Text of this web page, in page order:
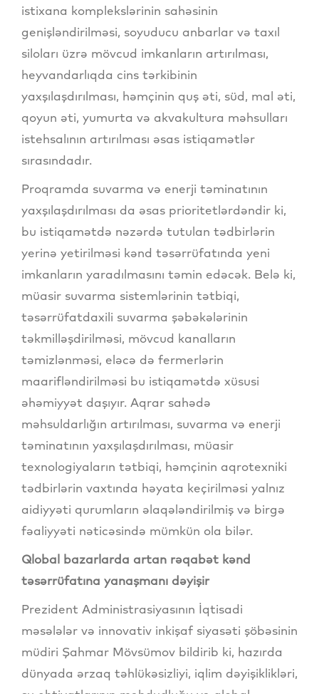
istixana komplekslərinin sahəsinin
genişləndirilməsi, soyuducu anbarlar və taxıl
siloları üzrə mövcud imkanların artırılması,
heyvandarlıqda cins tərkibinin
yaxşılaşdırılması, həmçinin quş əti, süd, mal əti,
qoyun əti, yumurta və akvakultura məhsulları
istehsalının artırılması əsas istiqamətlər
sırasındadır.
Proqramda suvarma və enerji təminatının
yaxşılaşdırılması da əsas prioritetlərdəndir ki,
bu istiqamətdə nəzərdə tutulan tədbirlərin
yerinə yetirilməsi kənd təsərrüfatında yeni
imkanların yaradılmasını təmin edəcək. Belə ki,
müasir suvarma sistemlərinin tətbiqi,
təsərrüfatdaxili suvarma şəbəkələrinin
təkmilləşdirilməsi, mövcud kanalların
təmizlənməsi, eləcə də fermerlərin
maarifləndirilməsi bu istiqamətdə xüsusi
əhəmiyyət daşıyır. Aqrar sahədə
məhsuldarlığın artırılması, suvarma və enerji
təminatının yaxşılaşdırılması, müasir
texnologiyaların tətbiqi, həmçinin aqrotexniki
tədbirlərin vaxtında həyata keçirilməsi yalnız
aidiyyəti qurumların əlaqələndirilmiş və birgə
fəaliyyəti nəticəsində mümkün ola bilər.
Qlobal bazarlarda artan rəqabət kənd
təsərrüfatına yanaşmanı dəyişir
Prezident Administrasiyasının İqtisadi
məsələlər və innovativ inkişaf siyasəti şöbəsinin
müdiri Şahmar Mövsümov bildirib ki, hazırda
dünyada ərzaq təhlükəsizliyi, iqlim dəyişiklikləri,